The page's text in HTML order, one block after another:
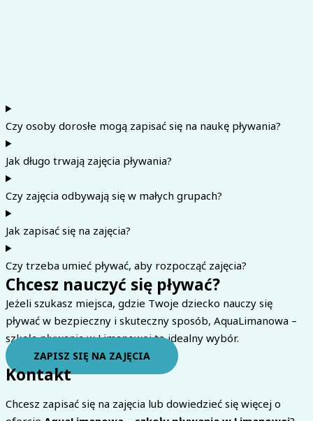
Czy osoby dorosłe mogą zapisać się na naukę pływania?
Jak długo trwają zajęcia pływania?
Czy zajęcia odbywają się w małych grupach?
Jak zapisać się na zajęcia?
Czy trzeba umieć pływać, aby rozpocząć zajęcia?
Chcesz nauczyć się pływać?
Jeżeli szukasz miejsca, gdzie Twoje dziecko nauczy się
pływać w bezpieczny i skuteczny sposób, AquaLimanowa –
szkoła pływania w Limanowej to idealny wybór.
ZAPISZ SIĘ NA ZAJĘCIA
Kontakt
Chcesz zapisać się na zajęcia lub dowiedzieć się więcej o